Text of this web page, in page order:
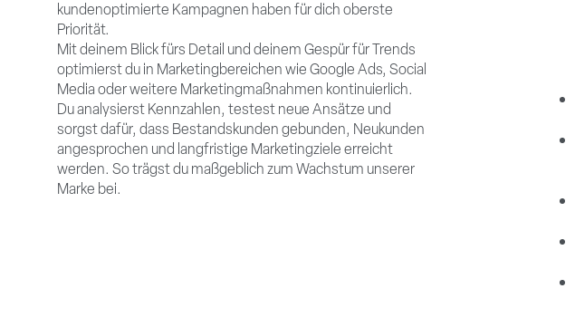
kundenoptimierte Kampagnen haben für dich oberste
Priorität.
Mit deinem Blick fürs Detail und deinem Gespür für Trends
optimierst du in Marketingbereichen wie Google Ads, Social
Media oder weitere Marketingmaßnahmen kontinuierlich.
Du analysierst Kennzahlen, testest neue Ansätze und
sorgst dafür, dass Bestandskunden gebunden, Neukunden
angesprochen und langfristige Marketingziele erreicht
werden. So trägst du maßgeblich zum Wachstum unserer
Marke bei.